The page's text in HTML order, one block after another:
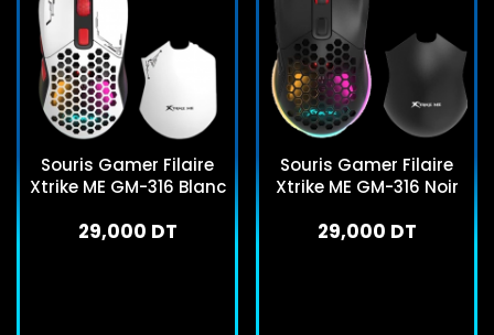
Souris Gamer Filaire
Xtrike ME GM-316 Blanc
29,000 DT
Souris Gamer Filaire
Xtrike ME GM-316 Noir
29,000 DT